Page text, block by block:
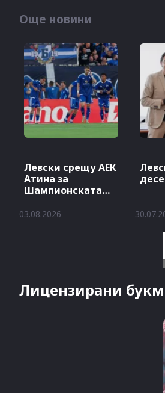
Още новини
Левски срещу АЕК
Атина за
Шампионската
03.08.2026
Лицензирани